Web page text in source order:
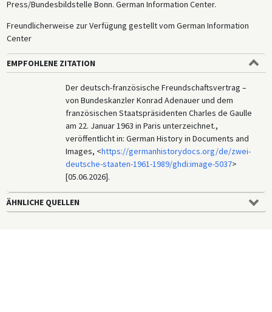
Press/Bundesbildstelle Bonn. German Information Center.
Freundlicherweise zur Verfügung gestellt vom German Information
Center
EMPFOHLENE ZITATION
Der deutsch-französische Freundschaftsvertrag –
von Bundeskanzler Konrad Adenauer und dem
französischen Staatspräsidenten Charles de Gaulle
am 22. Januar 1963 in Paris unterzeichnet.,
veröffentlicht in: German History in Documents and
Images, <https://germanhistorydocs.org/de/zwei-
deutsche-staaten-1961-1989/ghdi:image-5037>
[05.06.2026].
ÄHNLICHE QUELLEN